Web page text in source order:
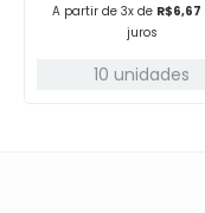
A partir de 3x de R$6,67
juros
10 unidades